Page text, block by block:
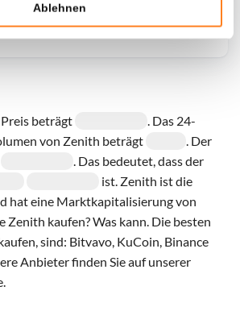
Ablehnen
beträgt
. Das 24-
von Zenith beträgt
. Der
. Das bedeutet, dass der
ist. Zenith ist die
hat eine Marktkapitalisierung von
Zenith kaufen? Was kann. Die besten
sind: Bitvavo, KuCoin, Binance
Anbieter finden Sie auf unserer